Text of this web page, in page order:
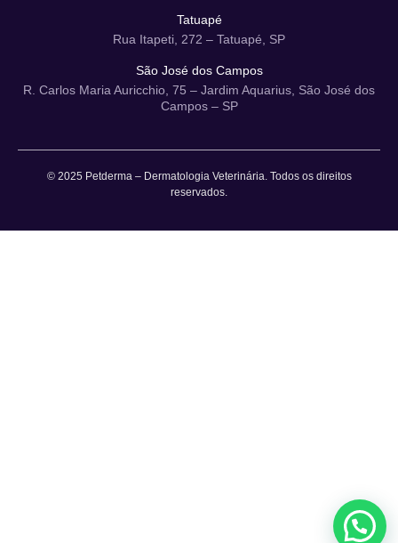
Tatuapé
Rua Itapeti, 272 – Tatuapé, SP
São José dos Campos
R. Carlos Maria Auricchio, 75 – Jardim Aquarius, São José dos
Campos – SP
© 2025 Petderma – Dermatologia Veterinária. Todos os direitos
reservados.